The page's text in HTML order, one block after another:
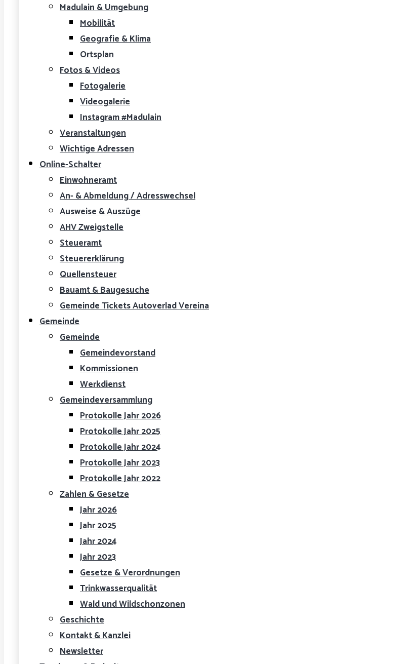
Madulain & Umgebung
Mobilität
Geografie & Klima
Ortsplan
Fotos & Videos
Fotogalerie
Videogalerie
Instagram #Madulain
Veranstaltungen
Wichtige Adressen
Online-Schalter
Einwohneramt
An- & Abmeldung / Adresswechsel
Ausweise & Auszüge
AHV Zweigstelle
Steueramt
Steuererklärung
Quellensteuer
Bauamt & Baugesuche
Gemeinde Tickets Autoverlad Vereina
Gemeinde
Gemeinde
Gemeindevorstand
Kommissionen
Werkdienst
Gemeindeversammlung
Protokolle Jahr 2026
Protokolle Jahr 2025
Protokolle Jahr 2024
Protokolle Jahr 2023
Protokolle Jahr 2022
Zahlen & Gesetze
Jahr 2026
Jahr 2025
Jahr 2024
Jahr 2023
Gesetze & Verordnungen
Trinkwasserqualität
Wald und Wildschonzonen
Geschichte
Kontakt & Kanzlei
Newsletter